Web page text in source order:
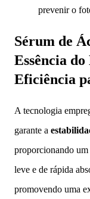
prevenir o
Sérum de
Essência
Eficiência
A tecnologia
garante a
proporcionando
leve e de rápida
promovendo uma